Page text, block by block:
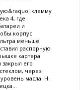
клемму
4, где
и
корпус
меньше
распорную
картера
закрыл его
через
масла. Н.